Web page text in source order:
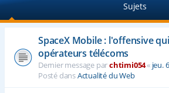
Sujets
SpaceX Mobile : l'offensive
opérateurs télécoms
Dernier message parchtimi054« jeu.
Posté dansActualité du Web